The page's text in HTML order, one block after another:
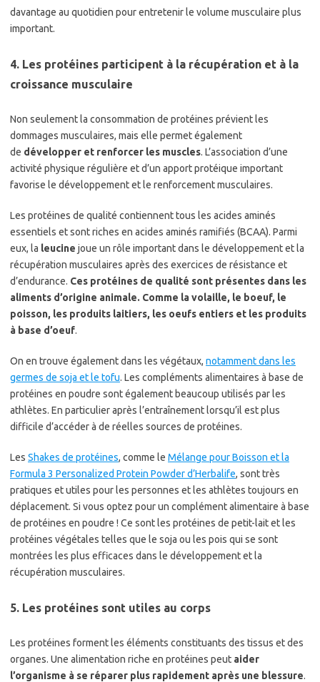
davantage au quotidien pour entretenir le volume musculaire plus
important.
4. Les protéines participent à la récupération et à la
croissance musculaire
Non seulement la consommation de protéines prévient les
dommages musculaires, mais elle permet également
de développer et renforcer les muscles. L’association d’une
activité physique régulière et d’un apport protéique important
favorise le développement et le renforcement musculaires.
Les protéines de qualité contiennent tous les acides aminés
essentiels et sont riches en acides aminés ramifiés (BCAA). Parmi
eux, la leucine joue un rôle important dans le développement et la
récupération musculaires après des exercices de résistance et
d’endurance. Ces protéines de qualité sont présentes dans les
aliments d’origine animale. Comme la volaille, le boeuf, le
poisson, les produits laitiers, les oeufs entiers et les produits
à base d’oeuf.
On en trouve également dans les végétaux, notamment dans les
germes de soja et le tofu. Les compléments alimentaires à base de
protéines en poudre sont également beaucoup utilisés par les
athlètes. En particulier après l’entraînement lorsqu’il est plus
difficile d’accéder à de réelles sources de protéines.
Les Shakes de protéines, comme le Mélange pour Boisson et la
Formula 3 Personalized Protein Powder d’Herbalife, sont très
pratiques et utiles pour les personnes et les athlètes toujours en
déplacement. Si vous optez pour un complément alimentaire à base
de protéines en poudre ! Ce sont les protéines de petit-lait et les
protéines végétales telles que le soja ou les pois qui se sont
montrées les plus efficaces dans le développement et la
récupération musculaires.
5. Les protéines sont utiles au corps
Les protéines forment les éléments constituants des tissus et des
organes. Une alimentation riche en protéines peut aider
l’organisme à se réparer plus rapidement après une blessure.